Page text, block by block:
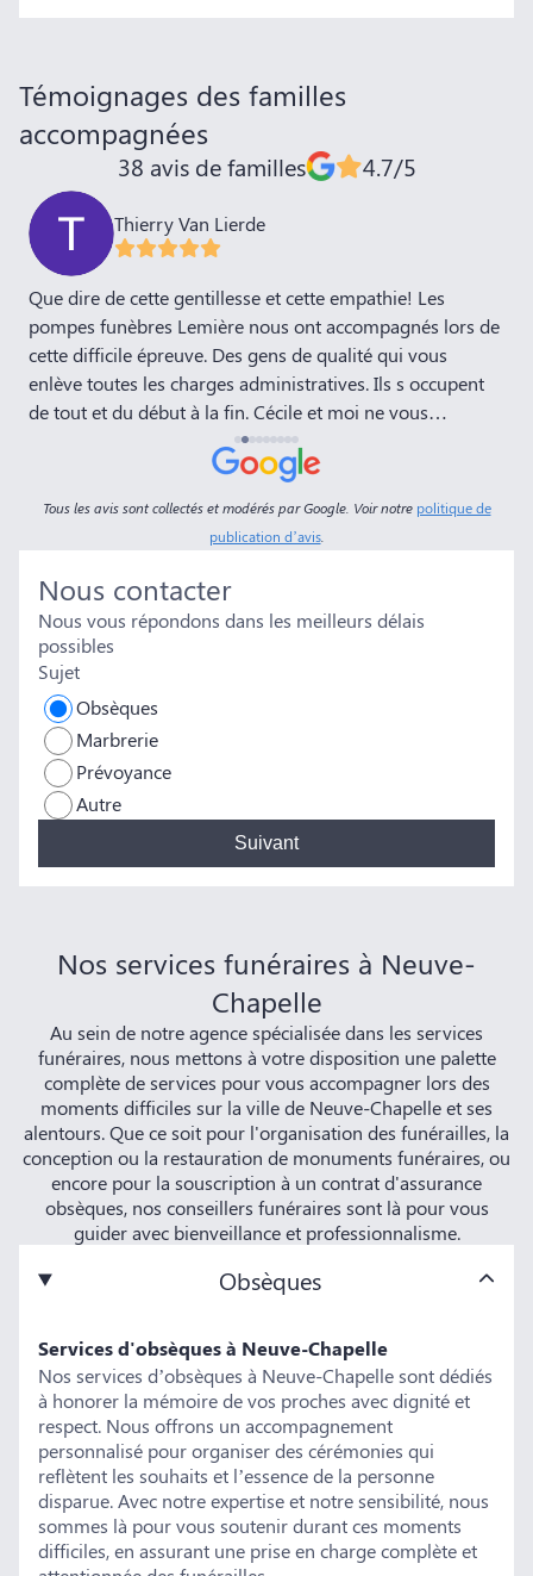
Témoignages des familles
accompagnées
38 avis de familles 4.7/5
Thierry Van Lierde
Que dire de cette gentillesse et cette empathie! Les
pompes funèbres Lemière nous ont accompagnés lors de
cette difficile épreuve. Des gens de qualité qui vous
enlève toutes les charges administratives. Ils s occupent
de tout et du début à la fin. Cécile et moi ne vous
remercieront jamais assez! Bravo
Tous les avis sont collectés et modérés par Google. Voir notre politique de
publication d’avis.
Nous contacter
Nous vous répondons dans les meilleurs délais
possibles
Sujet
Obsèques
Marbrerie
Prévoyance
Autre
Suivant
Nos services funéraires à Neuve-
Chapelle
Au sein de notre agence spécialisée dans les services
funéraires, nous mettons à votre disposition une palette
complète de services pour vous accompagner lors des
moments difficiles sur la ville de Neuve-Chapelle et ses
alentours. Que ce soit pour l'organisation des funérailles, la
conception ou la restauration de monuments funéraires, ou
encore pour la souscription à un contrat d'assurance
obsèques, nos conseillers funéraires sont là pour vous
guider avec bienveillance et professionnalisme.
Obsèques
Services d'obsèques à Neuve-Chapelle
Nos services d’obsèques à Neuve-Chapelle sont dédiés
à honorer la mémoire de vos proches avec dignité et
respect. Nous offrons un accompagnement
personnalisé pour organiser des cérémonies qui
reflètent les souhaits et l’essence de la personne
disparue. Avec notre expertise et notre sensibilité, nous
sommes là pour vous soutenir durant ces moments
difficiles, en assurant une prise en charge complète et